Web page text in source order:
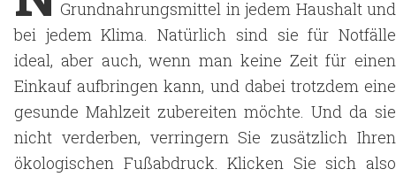
Grundnahrungsmittel in jedem Haushalt und
bei jedem Klima. Natürlich sind sie für Notfälle
ideal, aber auch, wenn man keine Zeit für einen
Einkauf aufbringen kann, und dabei trotzdem eine
gesunde Mahlzeit zubereiten möchte. Und da sie
nicht verderben, verringern Sie zusätzlich Ihren
ökologischen Fußabdruck. Klicken Sie sich also